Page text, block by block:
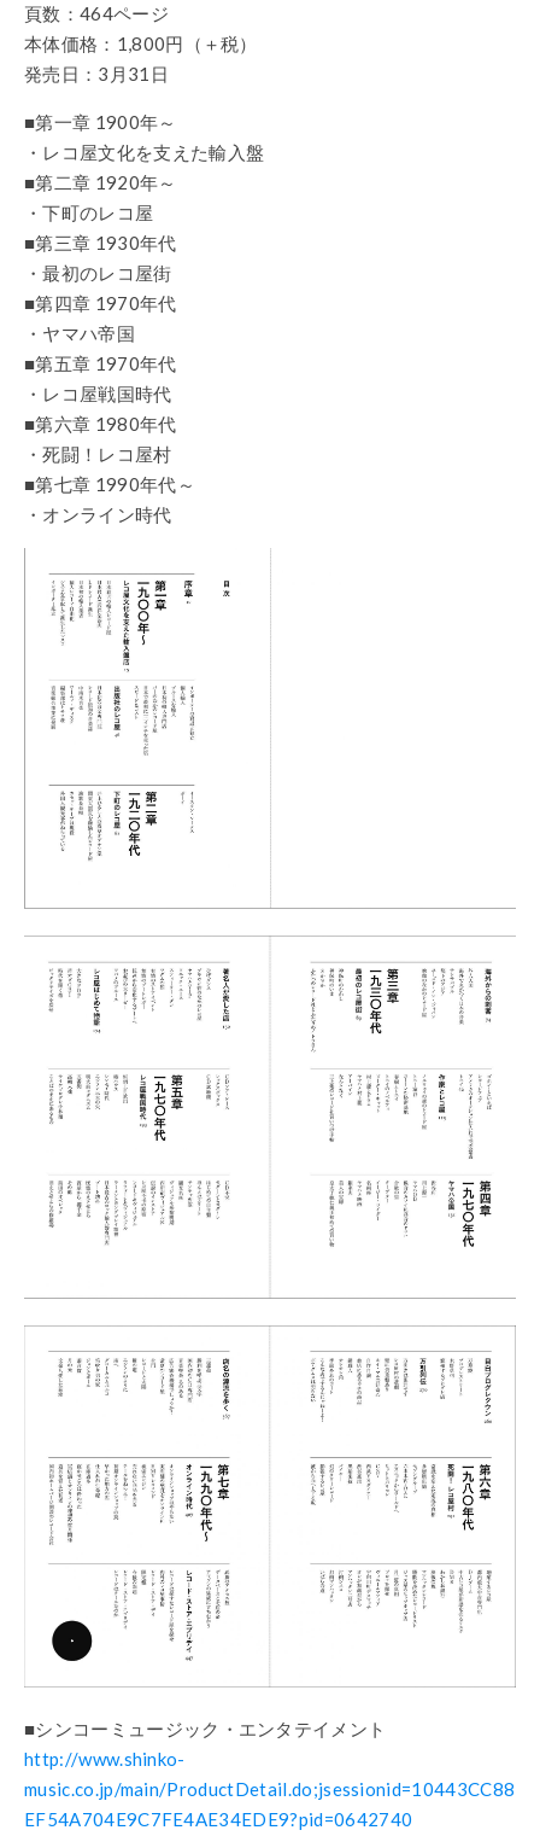
頁数：464ページ
本体価格：1,800円（＋税）
発売日：3月31日
■第一章 1900年～
・レコ屋文化を支えた輸入盤
■第二章 1920年～
・下町のレコ屋
■第三章 1930年代
・最初のレコ屋街
■第四章 1970年代
・ヤマハ帝国
■第五章 1970年代
・レコ屋戦国時代
■第六章 1980年代
・死闘！レコ屋村
■第七章 1990年代～
・オンライン時代
■シンコーミュージック・エンタテイメント
http://www.shinko-
music.co.jp/main/ProductDetail.do;jsessionid=10443CC88
EF54A704E9C7FE4AE34EDE9?pid=0642740